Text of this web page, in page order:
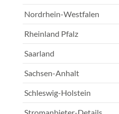
Nordrhein-Westfalen
Rheinland Pfalz
Saarland
Sachsen-Anhalt
Schleswig-Holstein